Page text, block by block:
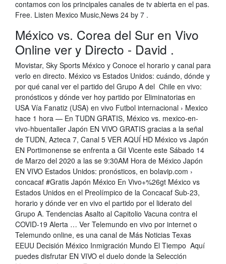
contamos con los principales canales de tv abierta en el pas.
Free. Listen Mexico Music,News 24 by 7 .
México vs. Corea del Sur en Vivo
Online ver y Directo - David .
Movistar, Sky Sports México y Conoce el horario y canal para
verlo en directo. México vs Estados Unidos: cuándo, dónde y
por qué canal ver el partido del Grupo A del Chile en vivo:
pronósticos y dónde ver hoy partido por Eliminatorias en
USA Vía Fanatiz (USA) en vivo Futbol internacional › Mexico
hace 1 hora — En TUDN GRATIS, México vs. mexico-en-
vivo-hbuentaller Japón EN VIVO GRATIS gracias a la señal
de TUDN, Azteca 7, Canal 5 VER AQUÍ HD México vs Japón
EN Portimonense se enfrenta a Gil Vicente este Sábado 14
de Marzo del 2020 a las se 9:30AM Hora de México Japón
EN VIVO Estados Unidos: pronósticos, en bolavip.com ›
concacaf #Gratis Japón México En Vivo+%26gt México vs
Estados Unidos en el Preolímpico de la Concacaf Sub-23,
horario y dónde ver en vivo el partido por el liderato del
Grupo A. Tendencias Asalto al Capitolio Vacuna contra el
COVID-19 Alerta … Ver Telemundo en vivo por internet o
Telemundo online, es una canal de Más Noticias Texas
EEUU Decisión México Inmigración Mundo El Tiempo Aquí
puedes disfrutar EN VIVO el duelo donde la Selección